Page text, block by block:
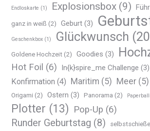
Endloskarte (1) Explosionsbox (9)
ganz in weiß (2) Geburt (3)
Geschenkbox (1) Glückwunsch
Goldene Hochzeit (2) Goodies (3)
Hot Foil (6) In{k}spire_me Challenge (3)
Konfirmation (4) Maritim (5) Meer (5)
Origami (2) Ostern (3) Panorama (2)
Plotter (13) Pop-Up (6)
Runder Geburtstag (8)